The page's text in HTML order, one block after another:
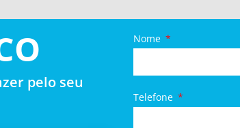
pelo seu
Nome
Telefone